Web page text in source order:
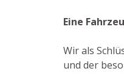
Eine
Wir als
und der